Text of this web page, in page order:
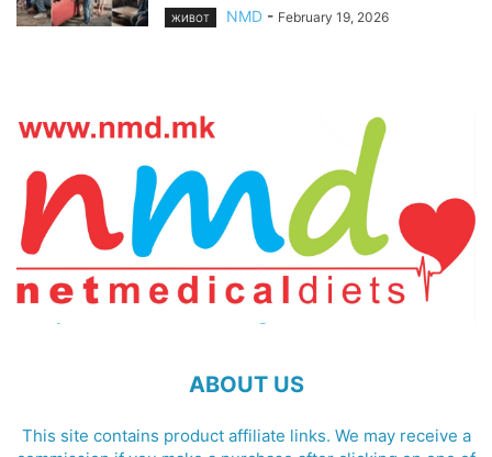
ЖИВОТ NMD - February 19, 2026
ABOUT US
This site contains product affiliate links. We may receive a